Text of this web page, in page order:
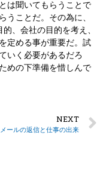
は聞いてもらうことで
うことだ。その為に、
、会社の目的を考え、
定める事が重要だ。試
いく必要があるだろ
めの下準備を惜しんで
NEXT
メールの返信と仕事の出来